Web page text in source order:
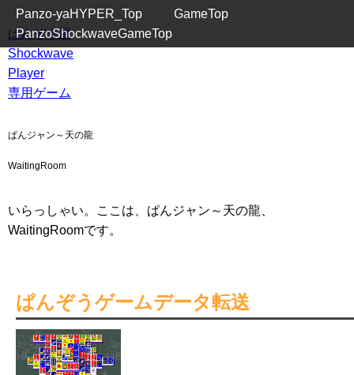
ぱんぞう屋
Shockwave
Player
専用ゲーム
ぱんジャン～天の龍
WaitingRoom
いらっしゃい。ここは、ぱんジャン～天の龍、
WaitingRoomです。
Panzo-yaHYPER_Top
GameTop
PanzoShockwaveGameTop
ぱんぞうゲームデータ転送